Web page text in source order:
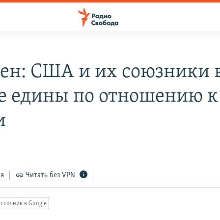
США и их союзники
едины по отношению к
Читать без VPN
в Google